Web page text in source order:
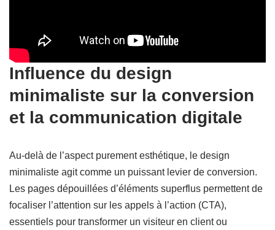
Influence du design
minimaliste sur la conversion
et la communication digitale
Au-delà de l’aspect purement esthétique, le design
minimaliste agit comme un puissant levier de conversion.
Les pages dépouillées d’éléments superflus permettent de
focaliser l’attention sur les appels à l’action (CTA),
essentiels pour transformer un visiteur en client ou